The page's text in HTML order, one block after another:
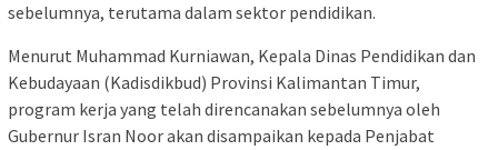
sebelumnya, terutama dalam sektor pendidikan.
Menurut Muhammad Kurniawan, Kepala Dinas Pendidikan dan
Kebudayaan (Kadisdikbud) Provinsi Kalimantan Timur,
program kerja yang telah direncanakan sebelumnya oleh
Gubernur Isran Noor akan disampaikan kepada Penjabat